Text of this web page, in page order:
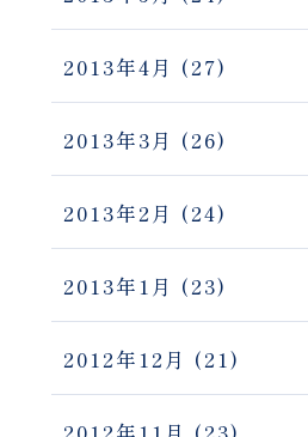
2013年4月 (27)
2013年3月 (26)
2013年2月 (24)
2013年1月 (23)
2012年12月 (21)